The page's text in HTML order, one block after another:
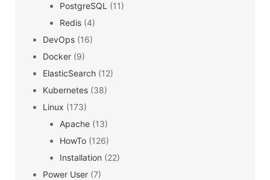
PostgreSQL (11)
Redis (4)
DevOps (16)
Docker (9)
ElasticSearch (12)
Kubernetes (38)
Linux (173)
Apache (13)
HowTo (126)
Installation (22)
Power User (7)